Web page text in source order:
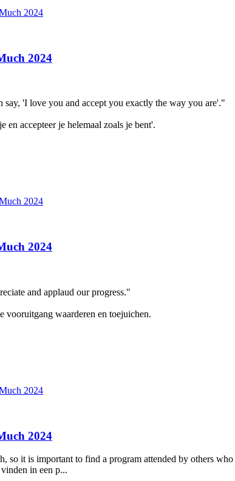
2024
2024
'I love you and accept you exactly the way you are'."
en accepteer je helemaal zoals je bent'.
2024
2024
and applaud our progress."
vooruitgang waarderen en toejuichen.
2024
2024
so it is important to find a program attended by others
in een p...